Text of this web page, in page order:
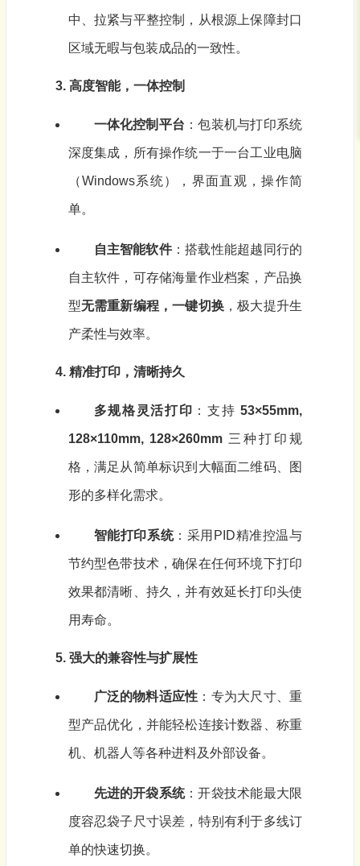
中、拉紧与平整控制，从根源上保障封口
区域无暇与包装成品的一致性。
3. 高度智能，一体控制
一体化控制平台 ：包装机与打印系统
深度集成，所有操作统一于一台工业电脑
（Windows系统），界面直观，操作简
单。
自主智能软件：搭载性能超越同行的
自主软件，可存储海量作业档案，产品换
型无需重新编程，一键切换，极大提升生
产柔性与效率。
4. 精准打印，清晰持久
多规格灵活打印 ：支持 53×55mm,
128×110mm, 128×260mm三种打印规
格，满足从简单标识到大幅面二维码、图
形的多样化需求。
智能打印系统：采用PID精准控温与
节约型色带技术，确保在任何环境下打印
效果都清晰、持久，并有效延长打印头使
用寿命。
5. 强大的兼容性与扩展性
广泛的物料适应性 ：专为大尺寸、重
型产品优化，并能轻松连接计数器、称重
机、机器人等各种进料及外部设备。
先进的开袋系统：开袋技术能最大限
度容忍袋子尺寸误差，特别有利于多线订
单的快速切换。